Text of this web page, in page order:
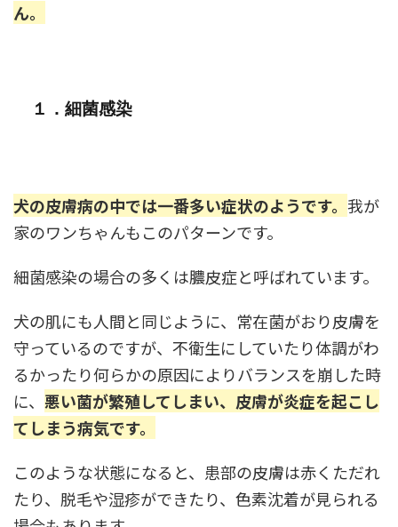
ん。
１．細菌感染
犬の皮膚病の中では一番多い症状のようです。 我が
家のワンちゃんもこのパターンです。
細菌感染の場合の多くは膿皮症と呼ばれています。
犬の肌にも人間と同じように、常在菌がおり皮膚を
守っているのですが、不衛生にしていたり体調がわ
るかったり何らかの原因によりバランスを崩した時
に、 悪い菌が繁殖してしまい、皮膚が炎症を起こし
てしまう病気です。
このような状態になると、患部の皮膚は赤くただれ
たり、脱毛や湿疹ができたり、色素沈着が見られる